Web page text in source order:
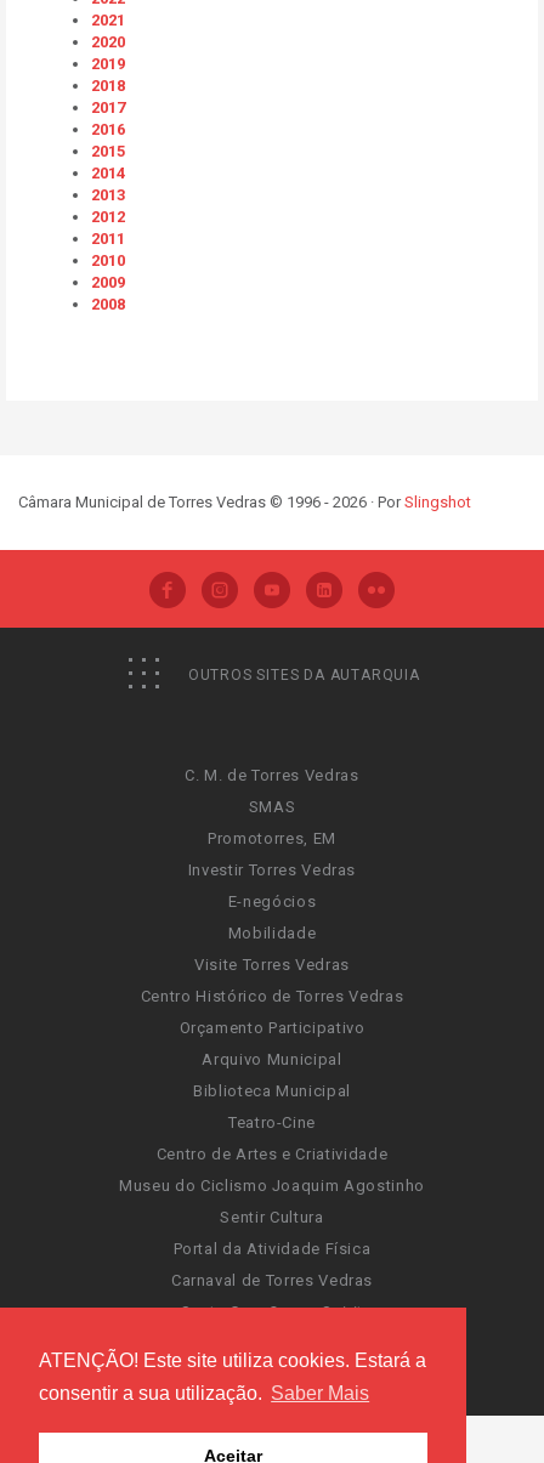
ATENÇÃO! Este site utiliza cookies. Estará a
consentir a sua utilização. Saber Mais
Aceitar
2021
2020
2019
2018
2017
2016
2015
2014
2013
2012
2011
2010
2009
2008
Câmara Municipal de Torres Vedras © 1996 - 2026 · PorSlingshot
OUTROS SITES DA AUTARQUIA
C. M. de Torres Vedras
SMAS
Promotorres, EM
Investir Torres Vedras
E-negócios
Mobilidade
Visite Torres Vedras
Centro Histórico de Torres Vedras
Orçamento Participativo
Arquivo Municipal
Biblioteca Municipal
Teatro-Cine
Centro de Artes e Criatividade
Museu do Ciclismo Joaquim Agostinho
Sentir Cultura
Portal da Atividade Física
Carnaval de Torres Vedras
Santa Cruz Ocean Spirit